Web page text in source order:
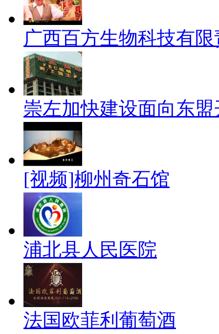
广西百方生物科技有
崇左加快建设面向东
[视频]柳州奇石馆
浦北县人民医院
法国欧菲利葡萄酒